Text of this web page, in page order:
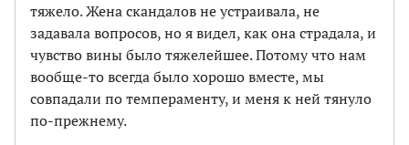
тяжело. Жена скандалов не устраивала, не
задавала вопросов, но я видел, как она страдала, и
чувство вины было тяжелейшее. Потому что нам
вообще-то всегда было хорошо вместе, мы
совпадали по темпераменту, и меня к ней тянуло
по-прежнему.